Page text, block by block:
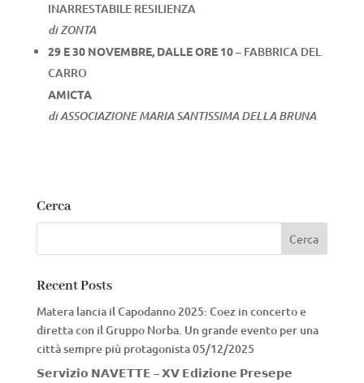
INARRESTABILE RESILIENZA
di ZONTA
29 E 30 NOVEMBRE, DALLE ORE 10– FABBRICA DEL
CARRO
AMICTA
di ASSOCIAZIONE MARIA SANTISSIMA DELLA BRUNA
Cerca
Recent Posts
Matera lancia il Capodanno 2025: Coez in concerto e
diretta con il Gruppo Norba. Un grande evento per una
città sempre più protagonista05/12/2025
𝗦𝗲𝗿𝘃𝗶𝘇𝗶𝗼 𝗡𝗔𝗩𝗘𝗧𝗧𝗘 – 𝗫𝗩 𝗘𝗱𝗶𝘇𝗶𝗼𝗻𝗲 𝗣𝗿𝗲𝘀𝗲𝗽𝗲